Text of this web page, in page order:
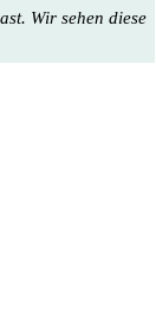
Wir sehen diese